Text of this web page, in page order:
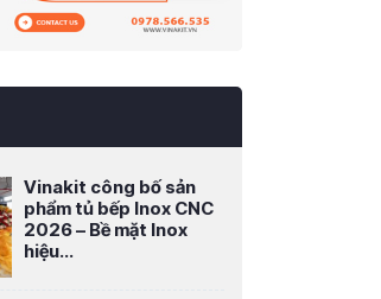
Vinakit công bố sản
phẩm tủ bếp Inox CNC
2026 – Bề mặt Inox
hiệu...